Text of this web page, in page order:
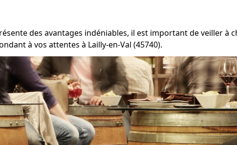
des avantages indéniables, il est important de veiller
à vos attentes à Lailly-en-Val (45740).